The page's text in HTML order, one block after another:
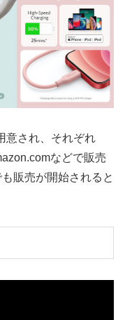
意され、それぞれ
などで販売
販売が開始されると